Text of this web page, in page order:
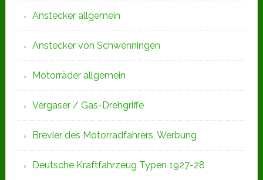
Anstecker allgemein
Anstecker von Schwenningen
Motorräder allgemein
Vergaser / Gas-Drehgriffe
Brevier des Motorradfahrers, Werbung
Deutsche Kraftfahrzeug Typen 1927-28